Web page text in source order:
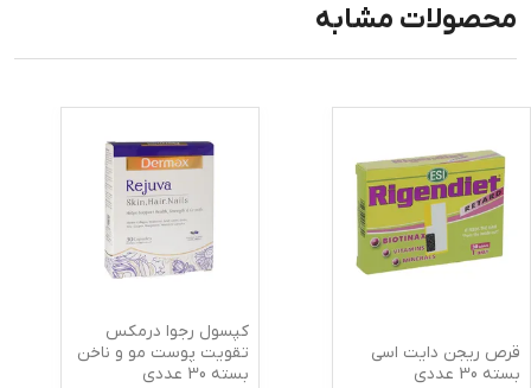
محصولات مشابه
قرص ریجن دایت اسی
بسته 30 عددی
کپسول رجوا درمکس
تقویت پوست مو و ناخن
بسته 30 عددی